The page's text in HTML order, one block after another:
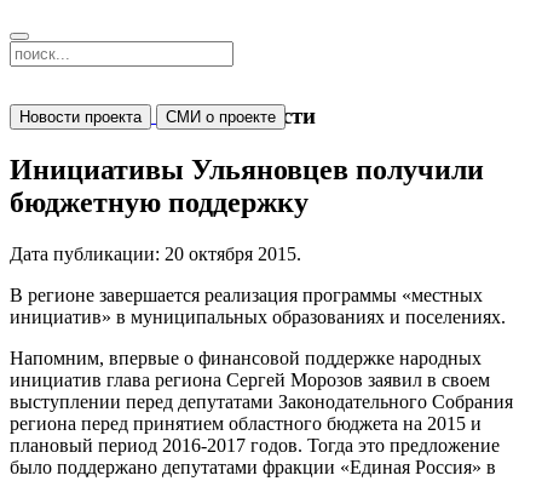
Новости
Новости проекта СМИ о проекте
Инициативы Ульяновцев получили
бюджетную поддержку
Дата публикации: 20 октября 2015.
В регионе завершается реализация программы «местных
инициатив» в муниципальных образованиях и поселениях.
Напомним, впервые о финансовой поддержке народных
инициатив глава региона Сергей Морозов заявил в своем
выступлении перед депутатами Законодательного Собрания
региона перед принятием областного бюджета на 2015 и
плановый период 2016-2017 годов. Тогда это предложение
было поддержано депутатами фракции «Единая Россия» в